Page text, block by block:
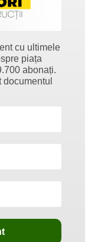
cu ultimele
piața
abonați.